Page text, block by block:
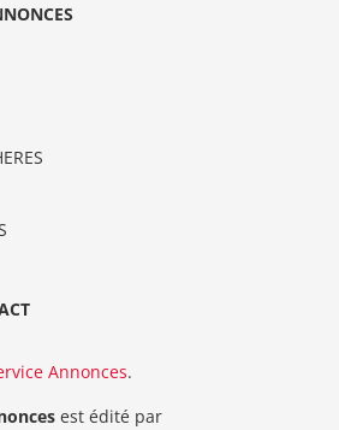
Annonces.
est édité par